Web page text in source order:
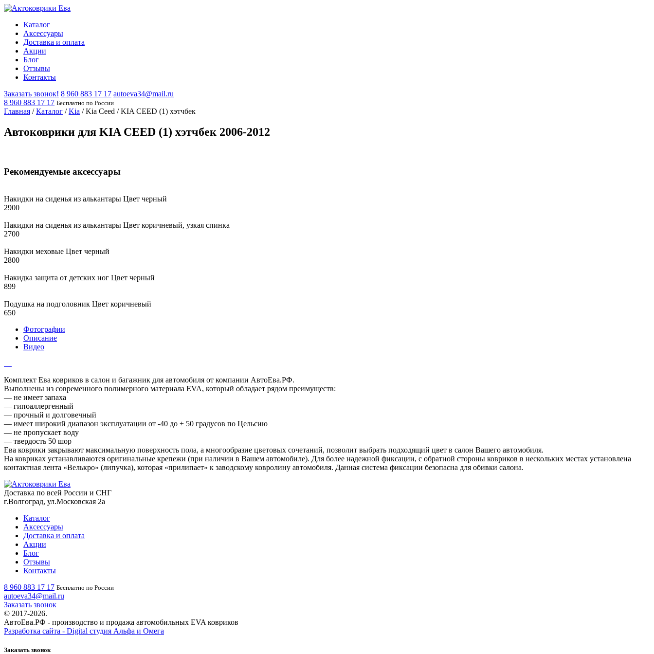
Каталог
Аксессуары
Доставка и оплата
Акции
Блог
Отзывы
Контакты
Заказать звонок! 8 960 883 17 17 autoeva34@mail.ru
8 960 883 17 17 Бесплатно по России
Главная /Каталог /Kia /Kia Ceed /KIA CEED (1) хэтчбек
Автоковрики для KIA CEED (1) хэтчбек 2006-2012
Рекомендуемые аксессуары
Накидки на сиденья из алькантары Цвет черный
2900
Накидки на сиденья из алькантары Цвет коричневый, узкая спинка
2700
Накидки меховые Цвет черный
2800
Накидка защита от детских ног Цвет черный
899
Подушка на подголовник Цвет коричневый
650
Фотографии
Описание
Видео
Комплект Ева ковриков в салон и багажник для автомобиля от компании АвтоЕва.РФ.
Выполнены из современного полимерного материала EVA, который обладает рядом преимуществ:
— не имеет запаха
— гипоаллергенный
— прочный и долговечный
— имеет широкий диапазон эксплуатации от -40 до + 50 градусов по Цельсию
— не пропускает воду
— твердость 50 шор
Ева коврики закрывают максимальную поверхность пола, а многообразие цветовых сочетаний, позволит выбрать подходящий цвет в салон Вашего автомобиля.
На ковриках устанавливаются оригинальные крепежи (при наличии в Вашем автомобиле). Для более надежной фиксации, с обратной стороны ковриков в нескольких местах установлена
контактная лента «Велькро» (липучка), которая «прилипает» к заводскому ковролину автомобиля. Данная система фиксации безопасна для обивки салона.
Доставка по всей России и СНГ
г.Волгоград, ул.Московская 2а
Каталог
Аксессуары
Доставка и оплата
Акции
Блог
Отзывы
Контакты
8 960 883 17 17 Бесплатно по России
autoeva34@mail.ru
Заказать звонок
© 2017-2026.
АвтоЕва.РФ - производство и продажа автомобильных EVA ковриков
Разработка сайта - Digital студия Альфа и Омега
Заказать звонок